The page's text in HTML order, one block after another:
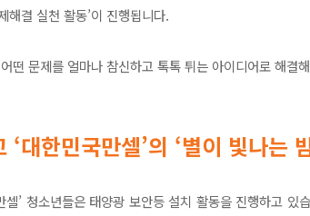
해결 실천 활동’이 진행됩니다.
떤 문제를 얼마나 참신하고 톡톡 튀는 아이디어로 해결
대한민국만셀’의 ‘별이 빛나는
셀’ 청소년들은 태양광 보안등 설치 활동을 진행하고